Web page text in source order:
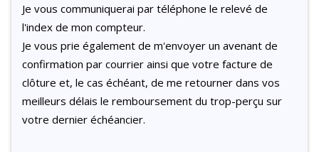
Je vous communiquerai par téléphone le relevé de
l'index de mon compteur.
Je vous prie également de m'envoyer un avenant de
confirmation par courrier ainsi que votre facture de
clôture et, le cas échéant, de me retourner dans vos
meilleurs délais le remboursement du trop-perçu sur
votre dernier échéancier.